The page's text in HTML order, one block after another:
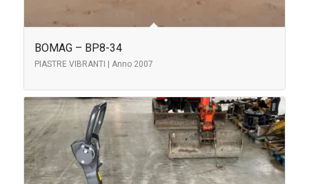
BOMAG – BP8-34
PIASTRE VIBRANTI | Anno 2007